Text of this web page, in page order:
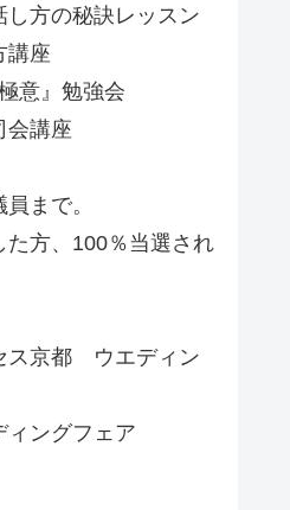
方の秘訣レッスン
講座
意』勉強会
会講座
まで。
方、100％当選され
ス京都 ウエディン
ングフェア